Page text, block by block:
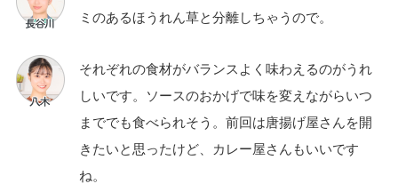
ミのあるほうれん草と分離しちゃうので。
それぞれの食材がバランスよく味わえるのがうれ
しいです。ソースのおかげで味を変えながらいつ
まででも食べられそう。前回は唐揚げ屋さんを開
きたいと思ったけど、カレー屋さんもいいです
ね。